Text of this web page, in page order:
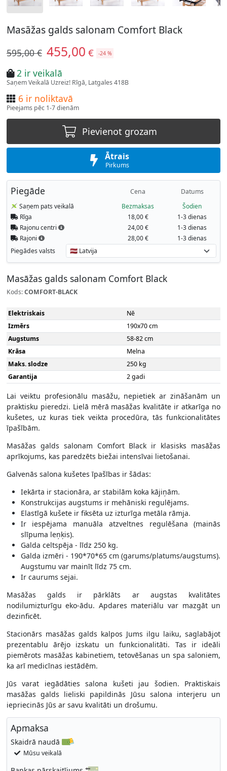
Masāžas galds salonam Comfort Black
595,00 € 455,00 € -24 %
2 ir veikalā
Saņem Veikalā Uzreiz! Rīgā, Latgales 418B
6 ir noliktavā
Pieejams pēc 1-7 dienām
Pievienot grozam
Ātrais
Pirkums
Piegāde Cena Datums
Saņem pats veikalā Bezmaksas
Šodien
Rīga
18,00 €
1-3 dienas
Rajonu centri
24,00 €
1-3 dienas
Rajoni
28,00 € 1-3 dienas
Piegādes valsts
Masāžas galds salonam Comfort Black
Kods:COMFORT-BLACK
Elektriskais
Nē
Izmērs
190х70 cm
Augstums
58-82 cm
Krāsa
Melna
Maks. slodze
250 kg
Garantija
2 gadi
Lai veiktu profesionālu masāžu, nepietiek ar zināšanām un
praktisku pieredzi. Lielā mērā masāžas kvalitāte ir atkarīga no
kušetes, uz kuras tiek veikta procedūra, tās funkcionalitātes
īpašībām.
Masāžas galds salonam Comfort Black ir klasisks masāžas
aprīkojums, kas paredzēts biežai intensīvai lietošanai.
Galvenās salona kušetes īpašības ir šādas:
Iekārta ir stacionāra, ar stabilām koka kājiņām.
Konstrukcijas augstums ir mehāniski regulējams.
Elastīgā kušete ir fiksēta uz izturīga metāla rāmja.
Ir iespējama manuāla atzveltnes regulēšana (mainās
slīpuma leņķis).
Galda celtspēja - līdz 250 kg.
Galda izmēri - 190*70*65 cm (garums/platums/augstums).
Augstumu var mainīt līdz 75 cm.
Ir caurums sejai.
Masāžas galds ir pārklāts ar augstas kvalitātes
nodilumizturīgu eko-ādu. Apdares materiālu var mazgāt un
dezinficēt.
Stacionārs masāžas galds kalpos Jums ilgu laiku, saglabājot
prezentablu ārējo izskatu un funkcionalitāti. Tas ir ideāli
piemērots masāžas kabinetiem, tetovēšanas un spa saloniem,
ka arī medicīnas iestādēm.
Jūs varat iegādāties salona kušeti jau šodien. Praktiskais
masāžas galds lieliski papildinās Jūsu salona interjeru un
iepriecinās Jūs ar savu kvalitāti un drošumu.
Apmaksa
Skaidrā naudā
Mūsu veikalā